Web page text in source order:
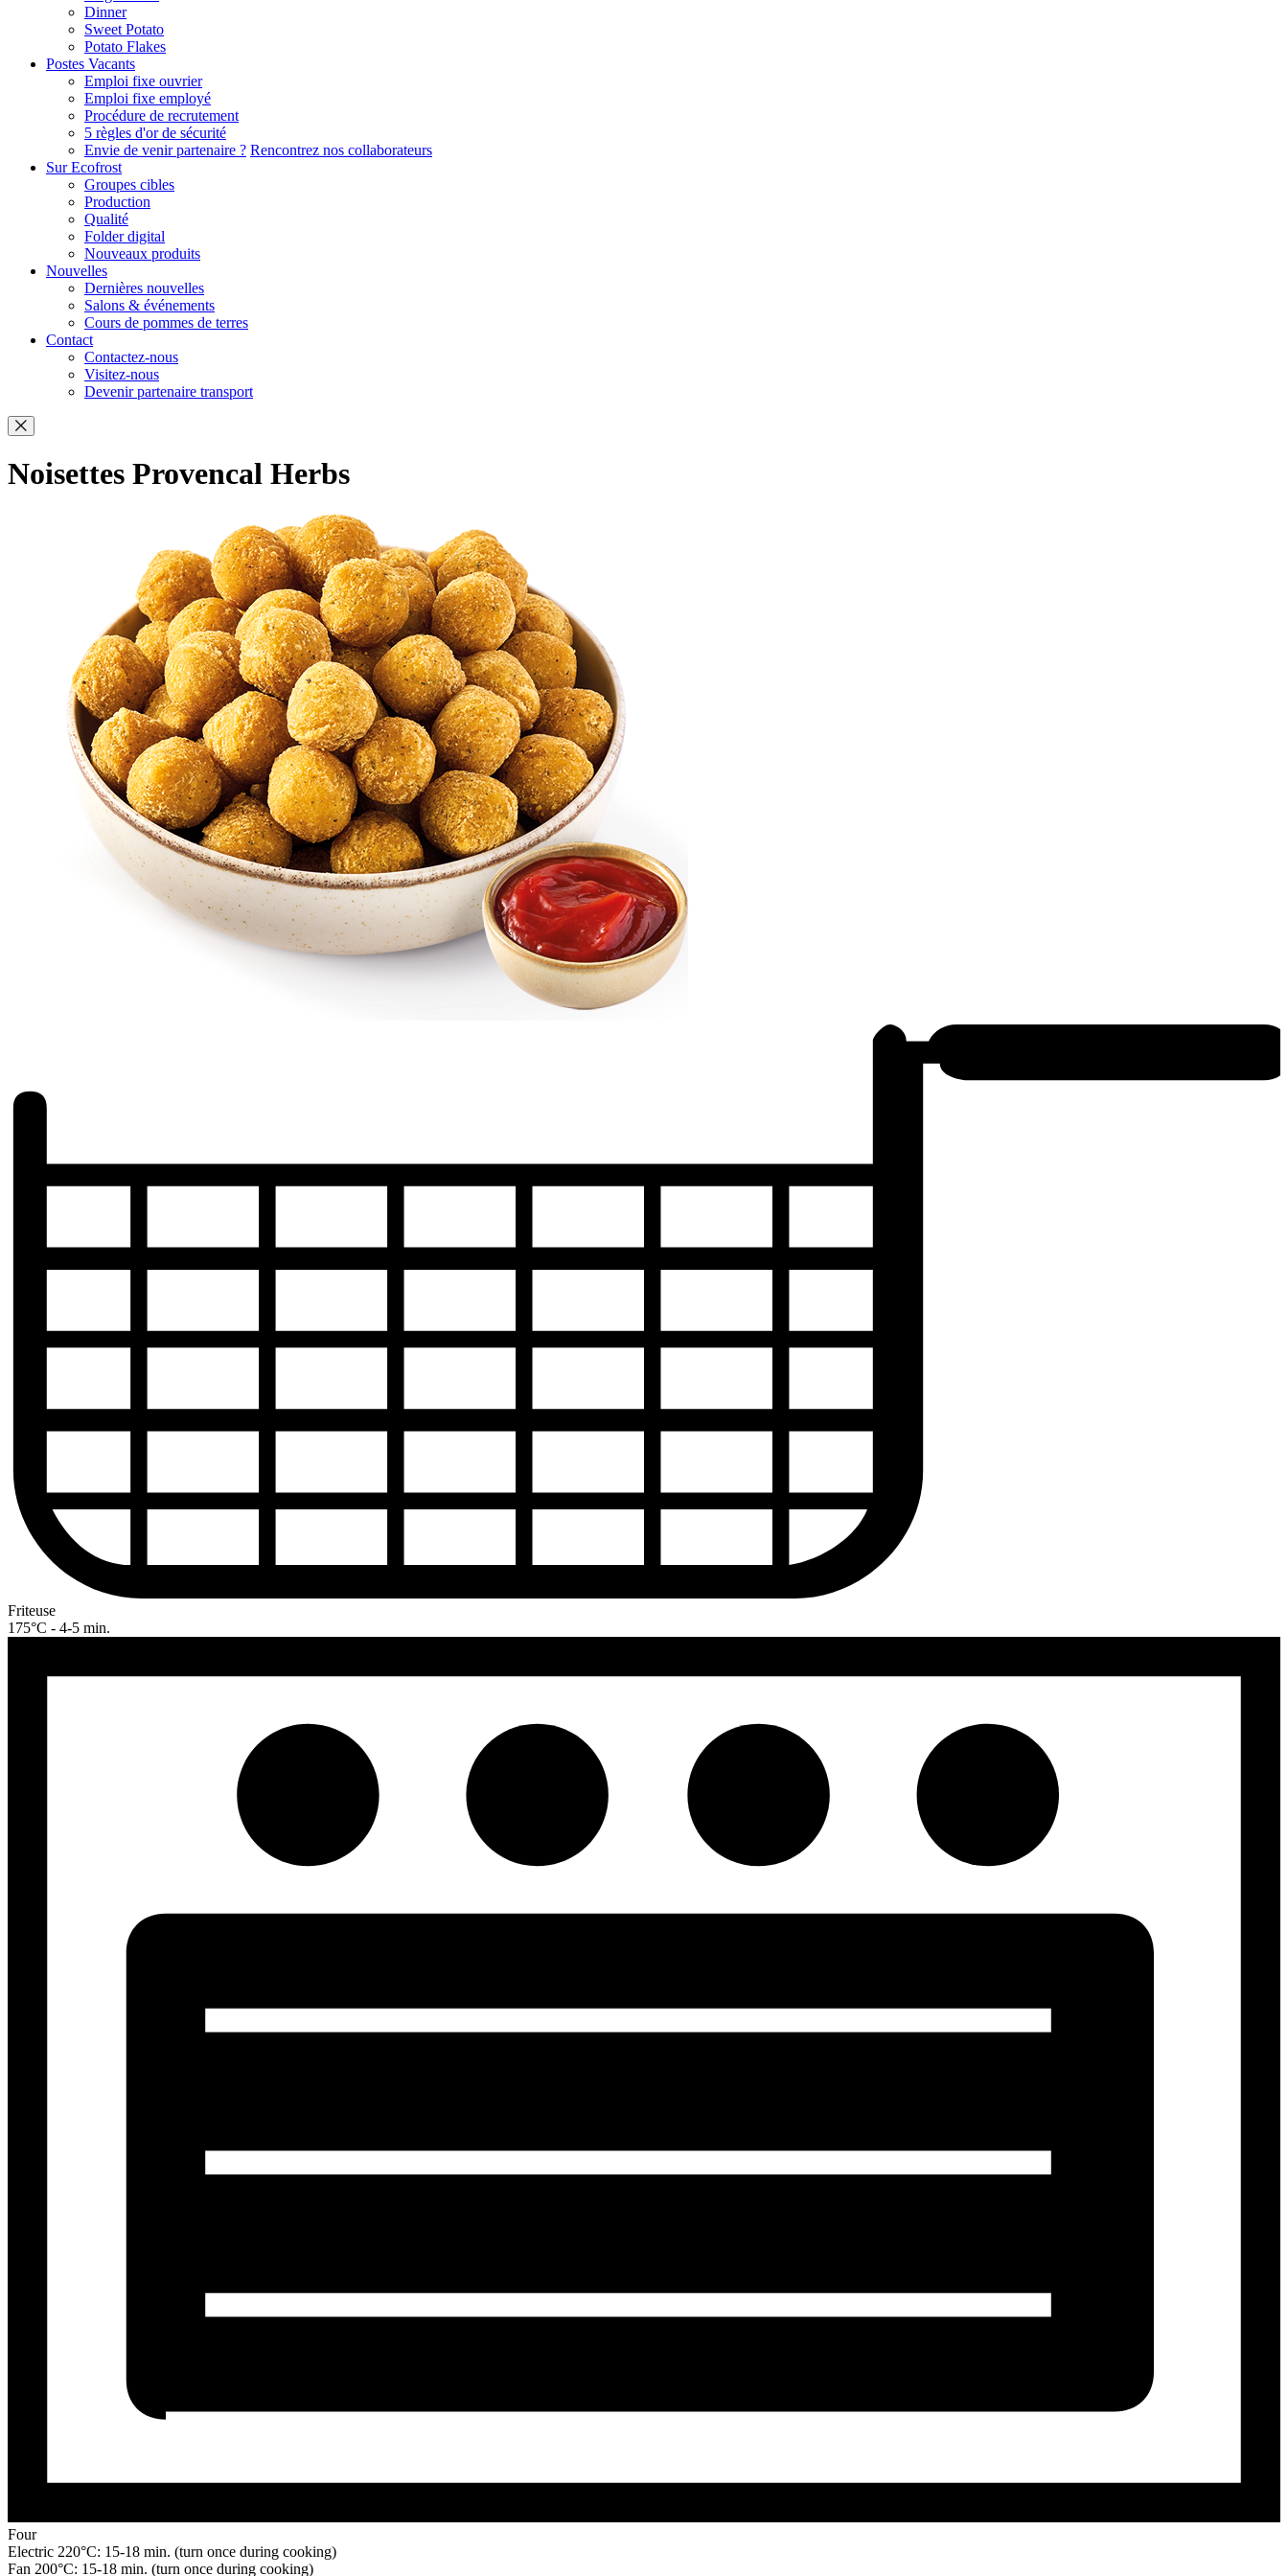
Dinner
Sweet Potato
Potato Flakes
Postes Vacants
Emploi fixe ouvrier
Emploi fixe employé
Procédure de recrutement
5 règles d'or de sécurité
Envie de venir partenaire ? Rencontrez nos collaborateurs
Sur Ecofrost
Groupes cibles
Production
Qualité
Folder digital
Nouveaux produits
Nouvelles
Dernières nouvelles
Salons & événements
Cours de pommes de terres
Contact
Contactez-nous
Visitez-nous
Devenir partenaire transport
Noisettes Provencal Herbs
Friteuse
175°C - 4-5 min.
Four
Electric 220°C: 15-18 min. (turn once during cooking)
Fan 200°C: 15-18 min. (turn once during cooking)